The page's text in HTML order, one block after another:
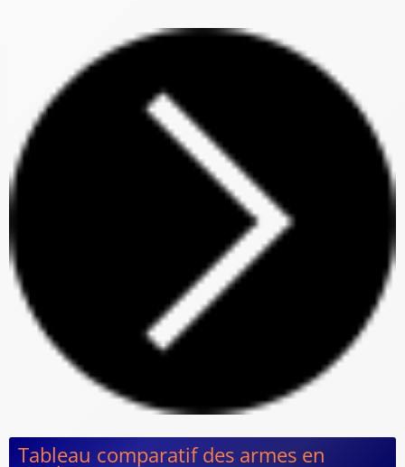
Tableau comparatif des armes en